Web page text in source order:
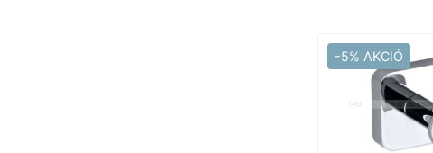
-5% AKCIÓ